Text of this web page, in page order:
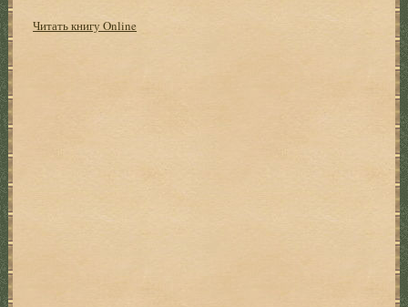
Читать книгу Online